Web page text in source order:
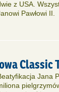
z USA.
Pawłowi II.
Classic
Jana